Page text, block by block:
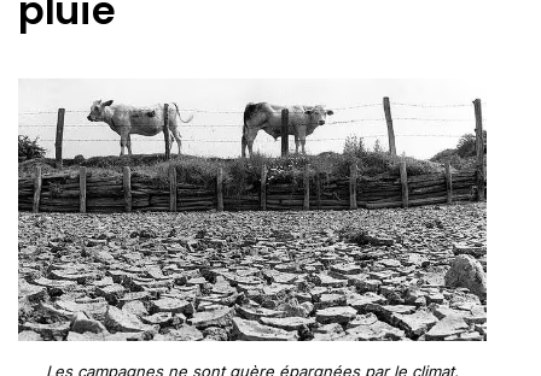
Les campagnes ne sont guère épargnées par le climat.